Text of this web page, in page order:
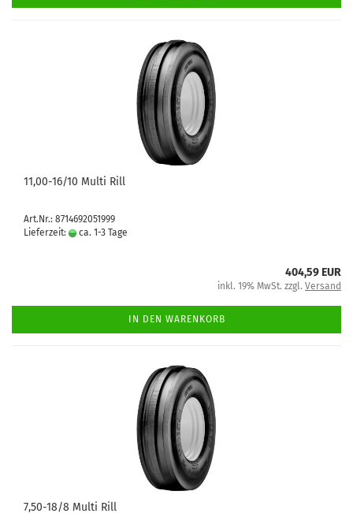
11,00-16/10 Multi Rill
Art.Nr.: 8714692051999
Lieferzeit:
ca. 1-3 Tage
404,59 EUR
inkl. 19% MwSt. zzgl. Versand
IN DEN WARENKORB
7,50-18/8 Multi Rill